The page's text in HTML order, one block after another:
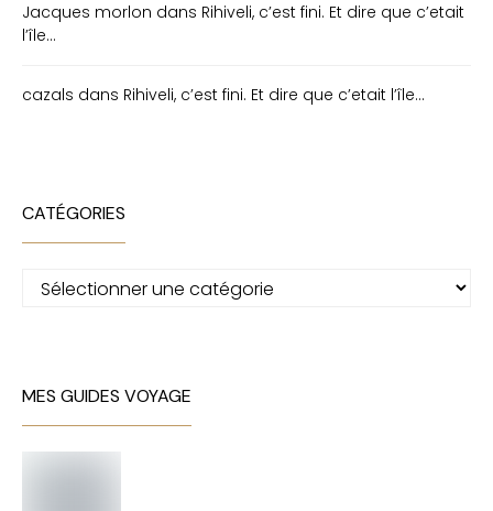
Jacques morlon dans Rihiveli, c’est fini. Et dire que c’etait
l’île…
cazals dans Rihiveli, c’est fini. Et dire que c’etait l’île…
CATÉGORIES
Catégories
MES GUIDES VOYAGE